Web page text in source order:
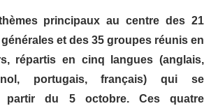
principaux au centre des 21
et des 35 groupes réunis en
répartis en cinq langues (anglais,
portugais, français) qui se
partir du 5 octobre. Ces quatre